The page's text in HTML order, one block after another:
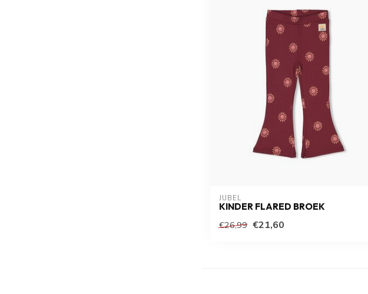
JUBEL
KINDER FLARED BROEK
€26,99 €21,60